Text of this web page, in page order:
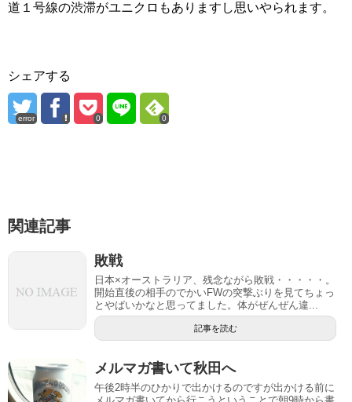
道１号線の渋滞がユニクロもありますし思いやられます。
シェアする
error 0 0
関連記事
敗戦
日本×オーストラリア、残念ながら敗戦・・・・・。
開始直後の相手のでかいFWの突撃ぶりを見てちょっ
とやばいかなと思ってました。体がぜんぜん違...
記事を読む
メルマガ書いて秋田へ
午後2時半のひかりで出かけるのですが出かける前に